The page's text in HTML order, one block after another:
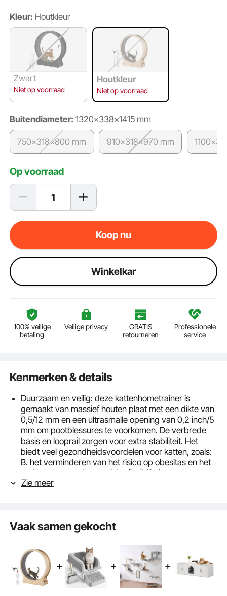
Kleur: Houtkleur
Zwart
Niet op voorraad
Houtkleur
Niet op voorraad
Buitendiameter: 1320x338x1415 mm
750x318x800 mm 910x318x970 mm
Op voorraad
Koop nu
Winkelkar
100% veilige
betaling
Veilige privacy
GRATIS
retourneren
Professionele
service
Kenmerken & details
Duurzaam en veilig: deze kattenhometrainer is
gemaakt van massief houten plaat met een dikte van
0,5/12 mm en een ultrasmalle opening van 0,2 inch/5
mm om pootblessures te voorkomen. De verbrede
basis en looprail zorgen voor extra stabiliteit. Het
biedt veel gezondheidsvoordelen voor katten, zoals:
B. het verminderen van het risico op obesitas en het
verbeteren van de gewrichtsflexibiliteit, wat hun
tevredenheid garandeert.
dubbele ruisonderdrukking een stille en comfortabele
tegelijkertijd de binnenatmosfeer.
Geschikt voor alle kattengroottes: met een
buitendiameter van 52 inch / 1320 mm en een
binnendiameter van 46,85 inch / 1190 mm is dit
kattenwiel geschikt voor katten van alle maten en
Zie meer
Vaak samen gekocht